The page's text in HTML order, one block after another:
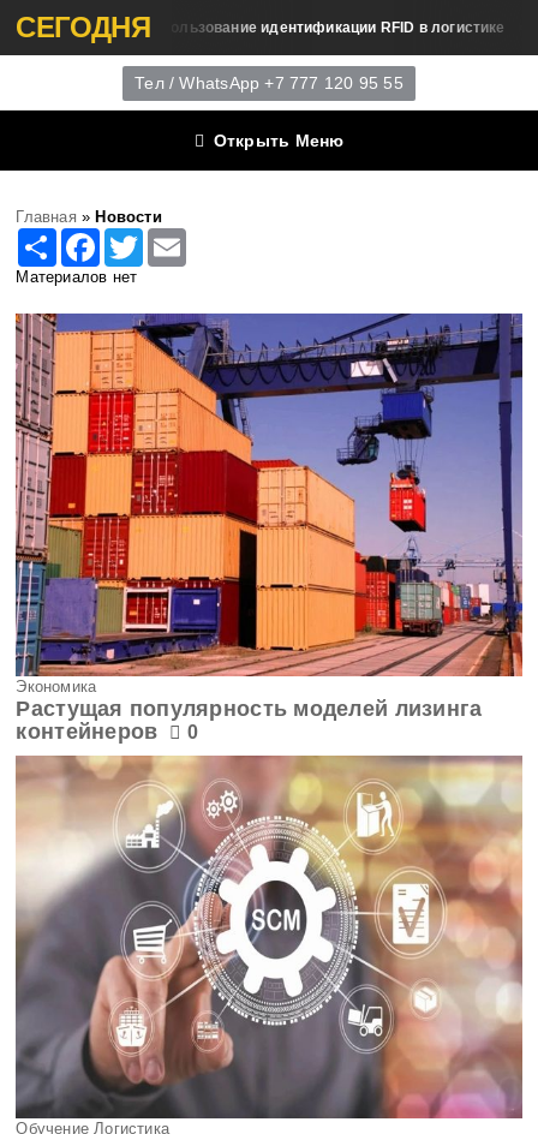
СЕГОДНЯ
Логистика Использование идентификации RFID в логистике
Тел / WhatsApp +7 777 120 95 55
Открыть Меню
Главная » Новости
Share Facebook
Twitter
Материалов нет
Экономика
Растущая популярность моделей лизинга
контейнеров
0
Обучение Логистика